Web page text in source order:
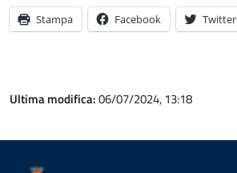
Stampa Facebook Twitter
Ultima modifica:06/07/2024, 13:18